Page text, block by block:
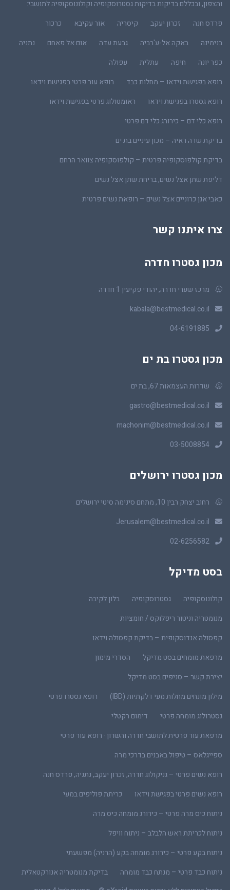
והצפון, ובכללם בדיקות בדיקות גסטרוסקופיה וקולונוסקופיה לתושבי:
פרדס חנה
זכרון יעקב קיסריה אור עקיבא
כרכור
בנימינה
באקה אל-ע'רביה גבעת עדה אום אל פאחם
נתניה
כפר יונה
חיפה עתלית
עפולה
רופא בפגישת וידאו – מחלות כבד
רופא עור פרטי בפגישת וידאו
רופא גסטרו בפגישת וידאו
ראומטולוג פרטי בפגישת וידאו
רופא כלי דם – כירורג כלי דם פרטי
בדיקת שדה ראיה – מכון עיניים בת ים
בדיקת קולפוסקופיה פרטית – קולפוסקופיה צוואר הרחם
דליפת שתן אצל נשים, בריחת שתן אצל נשים
כאבי אגן כרוניים אצל נשים – רופאת נשים פרטית
צרו איתנו קשר
מכון גסטרו חדרה
מרכז שערי חדרה, יהודי פקיעין 1 חדרה
kabala@bestmedical.co.il
04-6191885
מכון גסטרו בת ים
שדרות העצמאות 67, בת ים
gastro@bestmedical.co.il
machonim@bestmedical.co.il
03-5008854
מכון גסטרו ירושלים
רחוב יצחק רבין 10, מתחם סינימה סיטי ירושלים
Jerusalem@bestmedical.co.il
02-6256582
בסט מדיקל
קולונוסקופיה גסטרוסקופיה
בלון לקיבה
מנומטריה וניטור ריפלוקס / חומציות
קפסולה אנדוסקופית – בדיקת קפסולה וידאו
מרפאת מומחים בסט מדיקל
הסדרי מימון
יצירת קשר – סניפים בסט מדיקל
מילון מונחים מחלות מעי דלקתיות (IBD)
רופא גסטרו פרטי
גסטרולוג מומחה פרטי
דימום רקטלי
מרפאת עור פרטית לתושבי חדרה והשרון · רופא עור פרטי
ספייגלאס – טיפול באבנים בדרכי מרה
רופא נשים פרטי – גניקולוג חדרה, זכרון יעקב, נתניה, פרדס חנה
רופא נשים פרטי בפגישת וידאו
כריתת פוליפים במעי
ניתוח כיס מרה פרטי – כירורג מומחה כיס מרה
ניתוח לכריתת ראש הלבלב – ניתוח וויפל
ניתוח בקע פרטי – כירורג מומחה בקע (הרניה) מפשעתי
ניתוח כבד פרטי – מנתח כבד מומחה
בדיקת מנומטריה אנורקטאלית